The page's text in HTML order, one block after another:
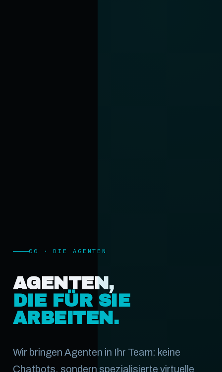
00 · DIE AGENTEN
AGENTEN,
DIE FÜR SIE
ARBEITEN.
Wir bringen Agenten in Ihr Team: keine
Chatbots, sondern spezialisierte virtuelle